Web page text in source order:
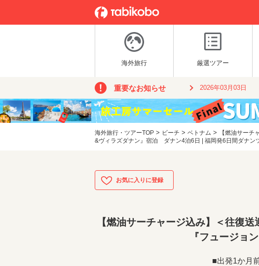
海外旅行 厳選ツアー
重要なお知らせ 2026年03月03日
海外旅行・ツアーTOP > ビーチ > ベトナム >
【燃油サー
&ヴィラズダナン』宿泊 ダナン4泊6日 | 福岡発6日間ダナン
【燃油サーチャージ込み】＜往復
『フュージョ
■出発1か月